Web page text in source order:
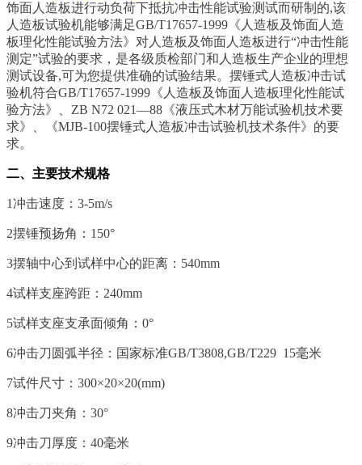
饰面人造板进行动负荷下抵抗冲击性能试验测试而研制的,该
人造板试验机能够满足GB/T17657-1999《人造板及饰面人造
板理化性能试验方法》对人造板及饰面人造板进行“冲击性能
测定”试验的要求，是各级质检部门和人造板生产企业的理想
测试设备,可为您提供准确的试验结果。摆锤式人造板冲击试
验机符合GB/T17657-1999《人造板及饰面人造板理化性能试
验方法》、ZB N72 021—88《液压式木材万能试验机技术要
求》、《MJB-100摆锤式人造板冲击试验机技术条件》的要
求。
二、主要技术规格
1冲击速度：3-5m/s
2摆锤预扬角：150°
3摆轴中心到试样中心的距离：540mm
4试样支座跨距：240mm
5试样支座支承面倾角：0°
6冲击刀圆弧半径：国家标准GB/T3808,GB/T229 15毫米
7试件尺寸：300×20×20(mm)
8冲击刀夹角：30°
9冲击刀厚度：40毫米